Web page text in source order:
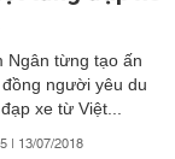
Ngân từng tạo ấn
người yêu du
xe từ Việt...
| 13/07/2018